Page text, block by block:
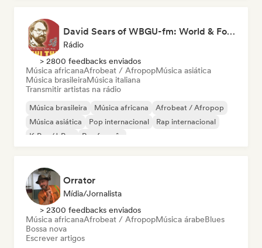
David Sears of WBGU-fm: World & Folk Music DJ
Rádio
> 2800 feedbacks enviados
Música africanaAfrobeat / AfropopMúsica asiática
Música brasileiraMúsica italiana
Transmitir artistas na rádio
Música brasileira Música africana
Afrobeat / Afropop
Música asiática
Pop internacional
Rap internacional
K-Pop/J-Pop
Rap francês
Orrator
Mídia/Jornalista
> 2300 feedbacks enviados
Música africanaAfrobeat / AfropopMúsica árabeBlues
Bossa nova
Escrever artigos